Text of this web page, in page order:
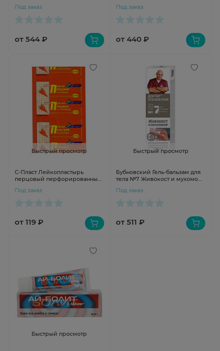
Под заказ
от 544 ₽
Под заказ
от 440 ₽
Быстрый просмотр
С-Пласт Лейкопластырь
перцовый перфорированный
Под заказ
от 119 ₽
Быстрый просмотр
Бубновский Гель-бальзам для
тела №7 Живокост и мухомор
Под заказ
от 511 ₽
Быстрый просмотр